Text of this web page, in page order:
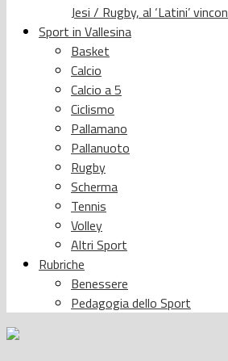
Jesi / Rugby, al ‘Latini’
Sport in Vallesina
Basket
Calcio
Calcio a 5
Ciclismo
Pallamano
Pallanuoto
Rugby
Scherma
Tennis
Volley
Altri Sport
Rubriche
Benessere
Pedagogia dello Sport